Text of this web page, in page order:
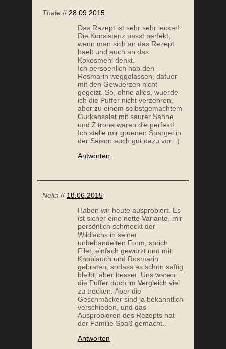
Thale // 28.09.2015
Das Rezept ist sehr sehr lecker!
Die Konsistenz passt perfekt,
wenn man sich an das Rezept
haelt und auch an das
Kokosmehl denkt.
Ich persoenlich hab den
Rosmarin weggelassen, dafuer
mit den Gewuerzen nicht
gegeizt. So, ohne alles, wuerde
ich die Puffer nicht verzehren,
aber zu einem selbstgemachtem
Gurkensalat mit saurer Sahne
und Zitrone waren die perfekt!
Ich stelle mir gruenen Spargel in
der Saison auch gut dazu vor. :)
Antworten
Nelia // 18.06.2015
Haben wir heute ausprobiert. Es
ist sicher eine nette Variante, mir
persönlich schmeckt der
Wildlachs in seiner
unbehandelten Form, sprich
Filet, einfach gewürzt und mit
Knoblauch und Rosmarin
gebraten, sodass es schön saftig
bleibt, aber besser. Uns waren
die Puffer doch im Vergleich viel
zu trocken. Aber die
Geschmäcker sind ja bekanntlich
verschieden, und das
Ausprobieren des Rezepts hat
der Familie Spaß gemacht..
Antworten